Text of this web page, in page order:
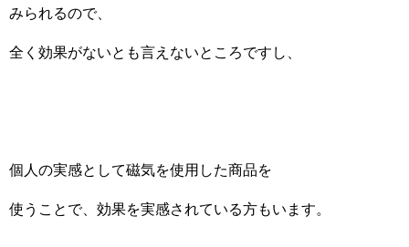
みられるので、
全く効果がないとも言えないところですし、
個人の実感として磁気を使用した商品を
使うことで、効果を実感されている方もいます。